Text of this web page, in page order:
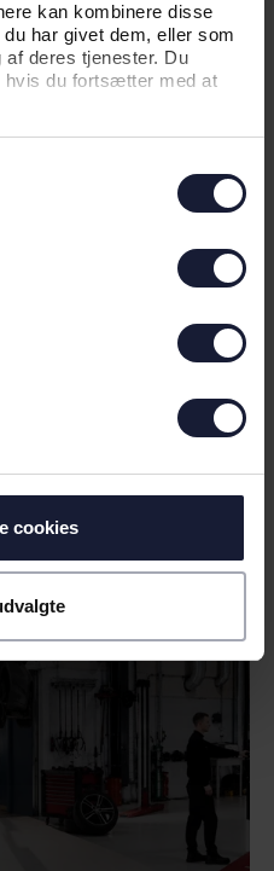
kan kombinere disse
har givet dem, eller som
deres tjenester. Du
du fortsætter med at
cookies
BANK
I AGF
NU